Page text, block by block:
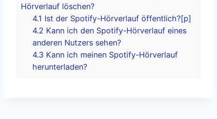
Hörverlauf löschen?
4.1 Ist der Spotify-Hörverlauf öffentlich?[p]
4.2 Kann ich den Spotify-Hörverlauf eines
anderen Nutzers sehen?
4.3 Kann ich meinen Spotify-Hörverlauf
herunterladen?